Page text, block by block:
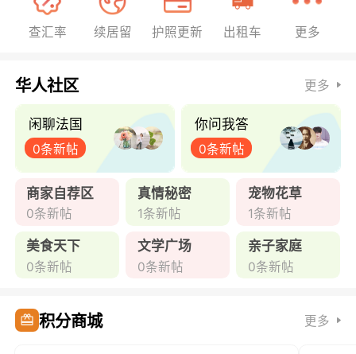
查汇率 续居留 护照更新 出租车 更多
华人社区 更多
闲聊法国
0条新帖
你问我答
0条新帖
商家自荐区
0条新帖
真情秘密
1条新帖
宠物花草
1条新帖
美食天下
0条新帖
文学广场
0条新帖
亲子家庭
0条新帖
积分商城 更多